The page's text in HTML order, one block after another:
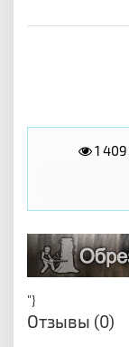
1 409
"}
Отзывы (0)